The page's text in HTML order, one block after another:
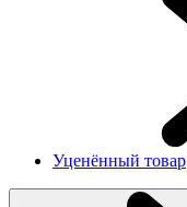
Уценённый товар